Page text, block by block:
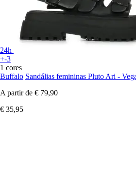
24h
+-3
1 cores
Buffalo Sandálias femininas Pluto Ari -
A partir de € 79,90
€ 35,95